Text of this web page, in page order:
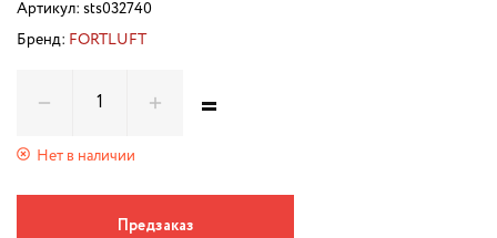
Артикул: sts032740
Бренд: FORTLUFT
Нет в наличии
=
Предзаказ